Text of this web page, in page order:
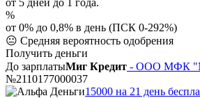
%
от 0% до 0,8% в день (ПСК 0-292%)
😐 Средняя вероятность одобрения
Получить деньги
До зарплатыМиг Кредит - ООО МФК
№2110177000037
15000 на 21 день